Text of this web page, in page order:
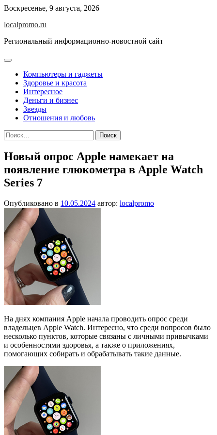
Перейти
содержимому
Воскресенье, 9 августа, 2026
localpromo.ru
Региональный информационно-новостной сайт
Компьютеры и гаджеты
Здоровье и красота
Интересное
Деньги и бизнес
Звезды
Отношения и любовь
Найти:
Новый опрос Apple намекает на
появление глюкометра в Apple Watch
Series 7
Опубликовано в 10.05.2024 автор: localpromo
На днях компания Apple начала проводить опрос среди
владельцев Apple Watch. Интересно, что среди вопросов было
несколько пунктов, которые связаны с личными привычками
и особенностями здоровья, а также о приложениях,
помогающих собирать и обрабатывать такие данные.